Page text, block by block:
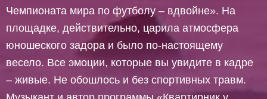
Чемпионата мира по футболу – вдвойне». На
площадке, действительно, царила атмосфера
юношеского задора и было по-настоящему
весело. Все эмоции, которые вы увидите в кадре
– живые. Не обошлось и без спортивных травм.